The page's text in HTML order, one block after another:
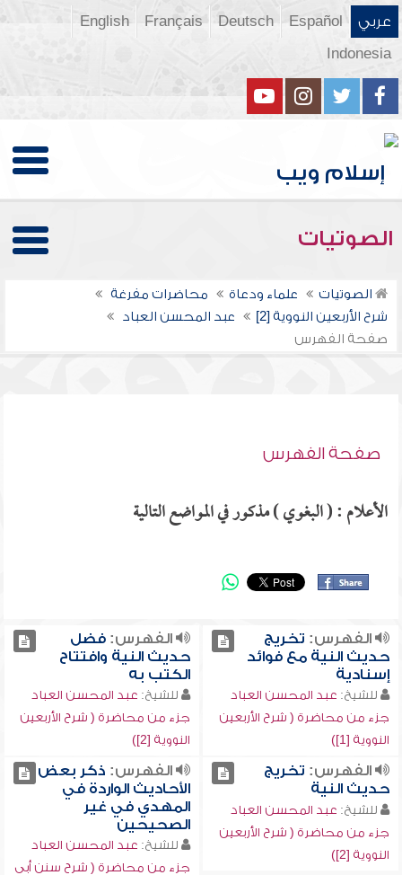
عربي Español
Deutsch
Français
English
Indonesia
الصوتيات
الصوتيات علماء ودعاة
محاضرات مفرغة
شرح الأربعين النووية [2]
عبد المحسن العباد
صفحة الفهرس
صفحة الفهرس
الأعلام : ( البغوي ) مذكور في المواضع التالية
الفهرس: تخريج
حديث النية مع فوائد
إسنادية
للشيخ: عبد المحسن العباد
جزء من محاضرة ( شرح الأربعين
النووية [1])
الفهرس:فضل
حديث النية وافتتاح
الكتب به
للشيخ: عبد المحسن العباد
جزء من محاضرة ( شرح الأربعين
النووية [2])
الفهرس: تخريج
حديث النية
للشيخ: عبد المحسن العباد
جزء من محاضرة ( شرح الأربعين
النووية [2])
الفهرس: ذكر بعض
الأحاديث الواردة في
المهدي في غير
الصحيحين
للشيخ: عبد المحسن العباد
جزء من محاضرة ( شرح سنن أبي